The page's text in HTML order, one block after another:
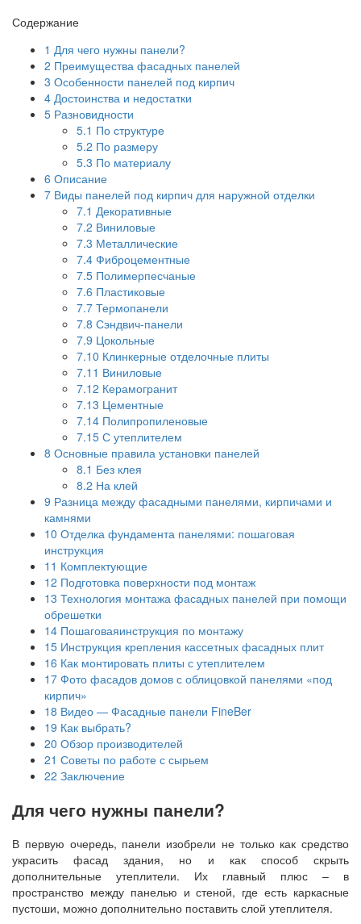
Содержание
1 Для чего нужны панели?
2 Преимущества фасадных панелей
3 Особенности панелей под кирпич
4 Достоинства и недостатки
5 Разновидности
5.1 По структуре
5.2 По размеру
5.3 По материалу
6 Описание
7 Виды панелей под кирпич для наружной отделки
7.1 Декоративные
7.2 Виниловые
7.3 Металлические
7.4 Фиброцементные
7.5 Полимерпесчаные
7.6 Пластиковые
7.7 Термопанели
7.8 Сэндвич-панели
7.9 Цокольные
7.10 Клинкерные отделочные плиты
7.11 Виниловые
7.12 Керамогранит
7.13 Цементные
7.14 Полипропиленовые
7.15 С утеплителем
8 Основные правила установки панелей
8.1 Без клея
8.2 На клей
9 Разница между фасадными панелями, кирпичами и
камнями
10 Отделка фундамента панелями: пошаговая
инструкция
11 Комплектующие
12 Подготовка поверхности под монтаж
13 Технология монтажа фасадных панелей при помощи
обрешетки
14 Пошаговаяинструкция по монтажу
15 Инструкция крепления кассетных фасадных плит
16 Как монтировать плиты с утеплителем
17 Фото фасадов домов с облицовкой панелями «под
кирпич»
18 Видео — Фасадные панели FineBer
19 Как выбрать?
20 Обзор производителей
21 Советы по работе с сырьем
22 Заключение
Для чего нужны панели?
В первую очередь, панели изобрели не только как средство
украсить фасад здания, но и как способ скрыть
дополнительные утеплители. Их главный плюс – в
пространство между панелью и стеной, где есть каркасные
пустоши, можно дополнительно поставить слой утеплителя.